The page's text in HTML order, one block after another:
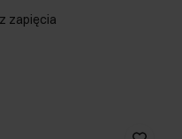
zapięcia